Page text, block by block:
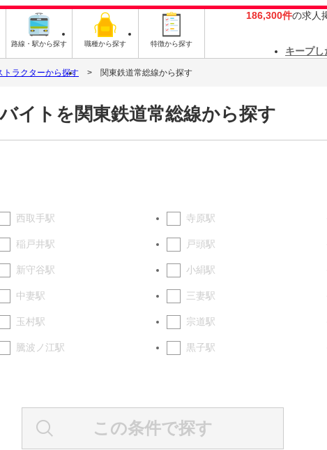
路線・駅から探す 職種から探す 特徴から探す
186,300件の求人
キープし
トラクターから探す 関東鉄道常総線から探す
イトを関東鉄道常総線から探す
西取手駅 寺原駅
稲戸井駅 戸頭駅
新守谷駅 小絹駅
中妻駅 三妻駅
玉村駅 宗道駅
騰波ノ江駅 黒子駅
この条件で探す